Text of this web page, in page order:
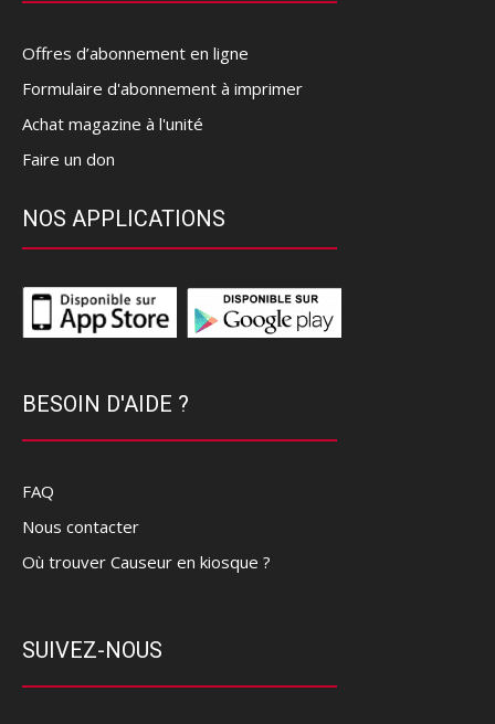
Offres d’abonnement en ligne
Formulaire d'abonnement à imprimer
Achat magazine à l'unité
Faire un don
NOS APPLICATIONS
BESOIN D'AIDE ?
FAQ
Nous contacter
Où trouver Causeur en kiosque ?
SUIVEZ-NOUS